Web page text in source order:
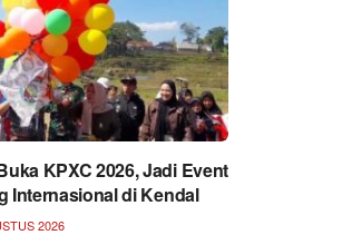
KPXC 2026, Jadi Event
Internasional di Kendal
2026